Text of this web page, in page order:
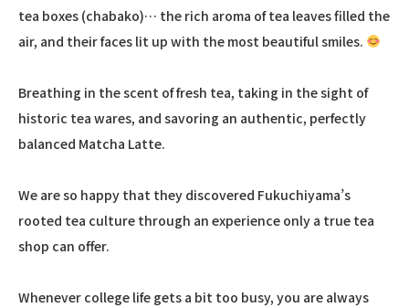
tea boxes (chabako)… the rich aroma of tea leaves filled the
air, and their faces lit up with the most beautiful smiles.
Breathing in the scent of fresh tea, taking in the sight of
historic tea wares, and savoring an authentic, perfectly
balanced Matcha Latte.
We are so happy that they discovered Fukuchiyama’s
rooted tea culture through an experience only a true tea
shop can offer.
Whenever college life gets a bit too busy, you are always